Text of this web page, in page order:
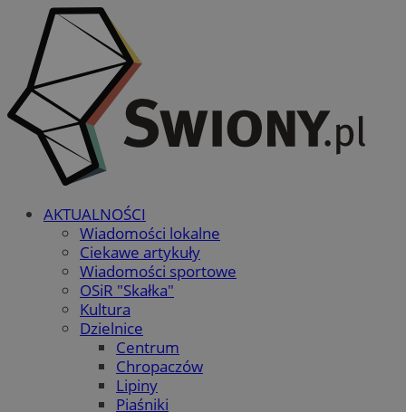
AKTUALNOŚCI
Wiadomości lokalne
Ciekawe artykuły
Wiadomości sportowe
OSiR "Skałka"
Kultura
Dzielnice
Centrum
Chropaczów
Lipiny
Piaśniki